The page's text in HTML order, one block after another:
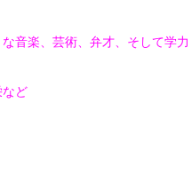
音楽、芸術、弁才、そして学
など